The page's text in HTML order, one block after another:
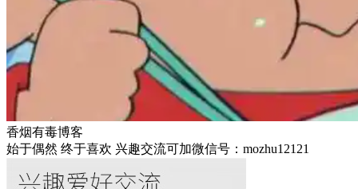
香烟有毒博客
始于偶然 终于喜欢 兴趣交流可加微信号：mozhu12121